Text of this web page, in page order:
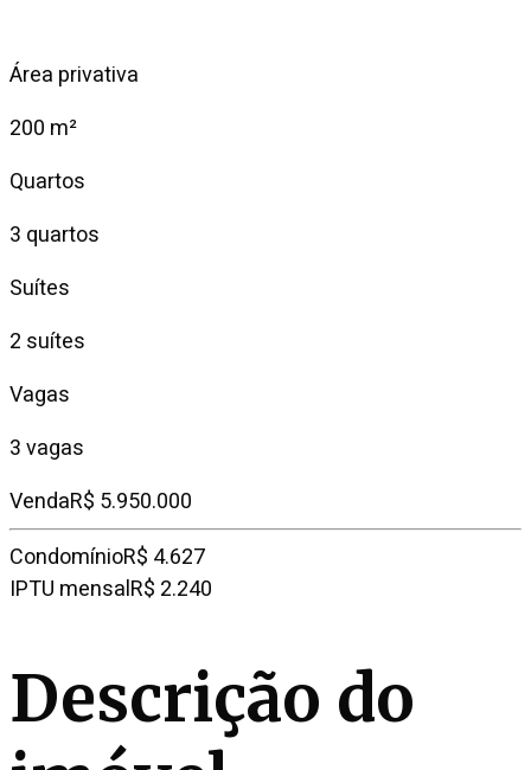
Área privativa
200 m²
Quartos
3 quartos
Suítes
2 suítes
Vagas
3 vagas
VendaR$ 5.950.000
CondomínioR$ 4.627
IPTU mensalR$ 2.240
Descrição do